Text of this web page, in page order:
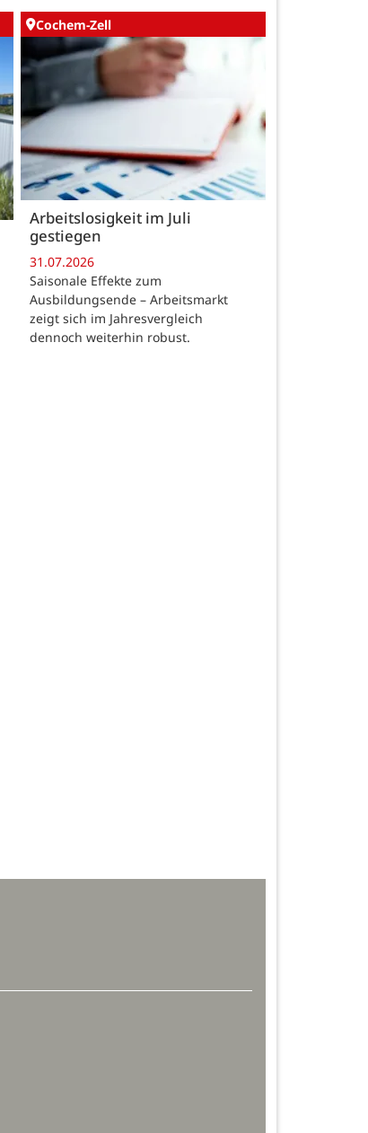
Cochem-Zell
Arbeitslosigkeit im Juli
gestiegen
31.07.2026
Saisonale Effekte zum
Ausbildungsende – Arbeitsmarkt
zeigt sich im Jahresvergleich
dennoch weiterhin robust.